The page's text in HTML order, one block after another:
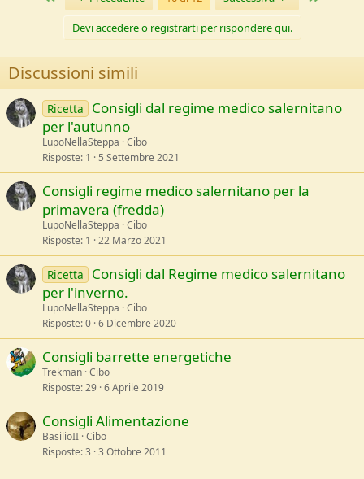
Devi accedere o registrarti per rispondere qui.
Discussioni simili
Ricetta
Consigli dal regime medico salernitano
per l'autunno
LupoNellaSteppa Cibo
Risposte 1 5 Settembre 2021
Consigli regime medico salernitano per la
primavera (fredda)
LupoNellaSteppa Cibo
Risposte 1 22 Marzo 2021
Ricetta
Consigli dal Regime medico salernitano
per l'inverno.
LupoNellaSteppa Cibo
Risposte 0 6 Dicembre 2020
Consigli barrette energetiche
Trekman Cibo
Risposte 29 6 Aprile 2019
Consigli Alimentazione
BasilioII Cibo
Risposte 3 3 Ottobre 2011